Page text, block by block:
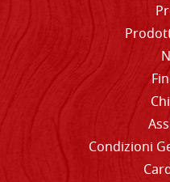
Condizioni